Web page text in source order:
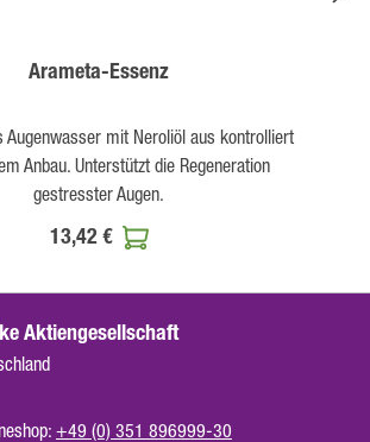
Arameta-Essenz
Augenwasser mit Neroliöl aus kontrolliert
Anbau. Unterstützt die Regeneration
gestresster Augen.
13,42 €
Aktiengesellschaft
+49 (0) 351 896999-30